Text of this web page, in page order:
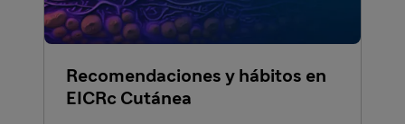
Recomendaciones y hábitos en
EICRc Cutánea